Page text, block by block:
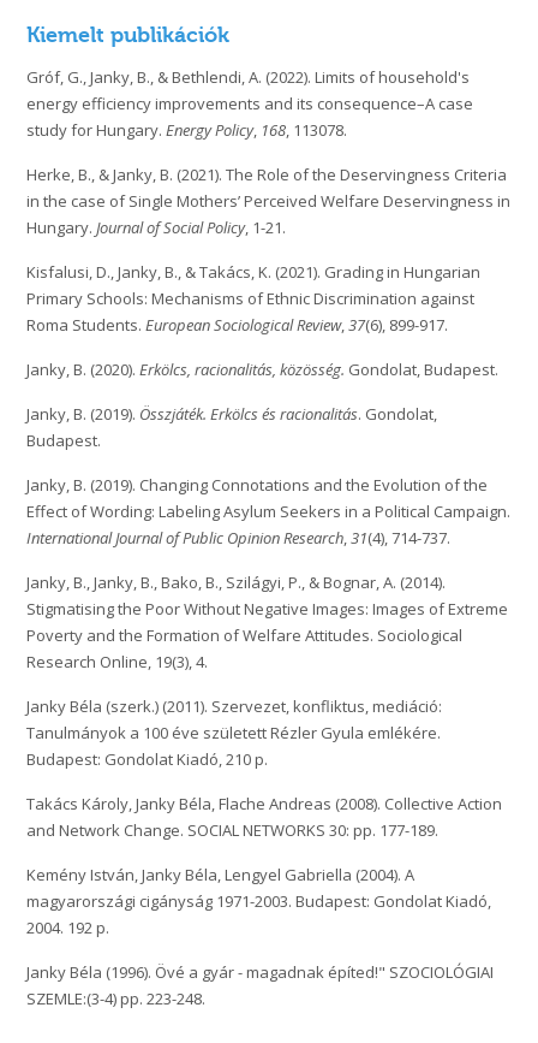
Kiemelt publikációk
Gróf, G., Janky, B., & Bethlendi, A. (2022). Limits of household's
energy efficiency improvements and its consequence–A case
study for Hungary. Energy Policy, 168 , 113078.
Herke, B., & Janky, B. (2021). The Role of the Deservingness Criteria
in the case of Single Mothers’ Perceived Welfare Deservingness in
Hungary. Journal of Social Policy, 1-21.
Kisfalusi, D., Janky, B., & Takács, K. (2021). Grading in Hungarian
Primary Schools: Mechanisms of Ethnic Discrimination against
Roma Students. European Sociological Review,37(6), 899-917.
Janky, B. (2020). Erkölcs, racionalitás, közösség. Gondolat, Budapest.
Janky, B. (2019). Összjáték. Erkölcs és racionalitás. Gondolat,
Budapest.
Janky, B. (2019). Changing Connotations and the Evolution of the
Effect of Wording: Labeling Asylum Seekers in a Political Campaign.
International Journal of Public Opinion Research ,31(4), 714-737.
Janky, B., Janky, B., Bako, B., Szilágyi, P., & Bognar, A. (2014).
Stigmatising the Poor Without Negative Images: Images of Extreme
Poverty and the Formation of Welfare Attitudes. Sociological
Research Online, 19(3), 4.
Janky Béla (szerk.) (2011). Szervezet, konfliktus, mediáció:
Tanulmányok a 100 éve született Rézler Gyula emlékére.
Budapest: Gondolat Kiadó, 210 p.
Takács Károly, Janky Béla, Flache Andreas (2008). Collective Action
and Network Change. SOCIAL NETWORKS 30: pp. 177-189.
Kemény István, Janky Béla, Lengyel Gabriella (2004). A
magyarországi cigányság 1971-2003. Budapest: Gondolat Kiadó,
2004. 192 p.
Janky Béla (1996). Övé a gyár - magadnak építed!" SZOCIOLÓGIAI
SZEMLE:(3-4) pp. 223-248.